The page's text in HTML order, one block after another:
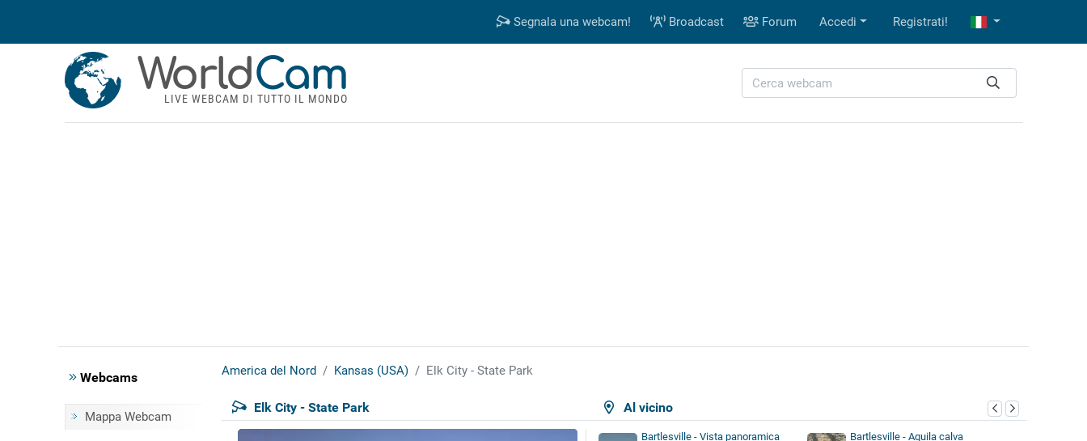
Segnala una webcam! Broadcast Forum Accedi Registrati!
WorldCam
LIVE WEBCAM DI TUTTO IL MONDO
Webcams
Mappa Webcam
America del Nord Kansas (USA) Elk City - State Park
Al vicino
Elk City - State Park
Bartlesville - Vista panoramica
Bartlesville - Aquila calva